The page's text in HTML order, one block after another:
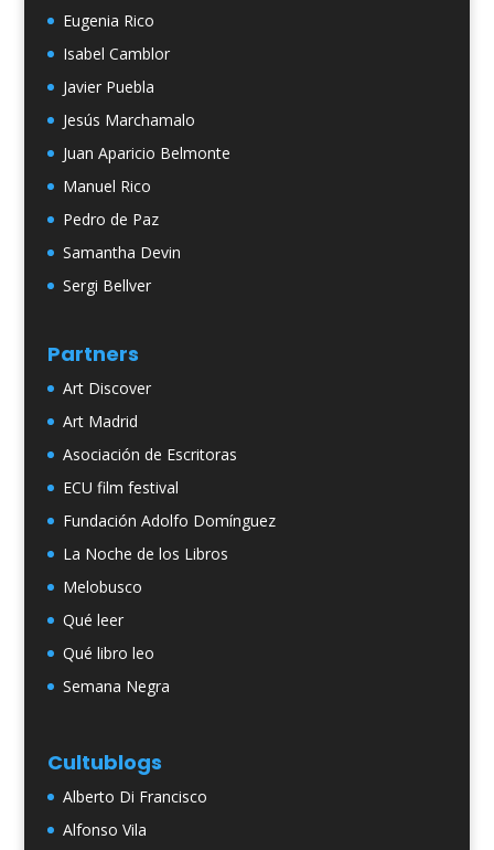
Eugenia Rico
Isabel Camblor
Javier Puebla
Jesús Marchamalo
Juan Aparicio Belmonte
Manuel Rico
Pedro de Paz
Samantha Devin
Sergi Bellver
Partners
Art Discover
Art Madrid
Asociación de Escritoras
ECU film festival
Fundación Adolfo Domínguez
La Noche de los Libros
Melobusco
Qué leer
Qué libro leo
Semana Negra
Cultublogs
Alberto Di Francisco
Alfonso Vila